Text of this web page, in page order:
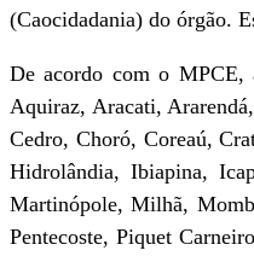
(Caocidadania) do órgão.
De acordo com o MPCE,
Aquiraz, Aracati,
Cedro, Choró, Coreaú,
Hidrolândia, Ibiapina,
Martinópole, Milhã,
Pentecoste, Piquet